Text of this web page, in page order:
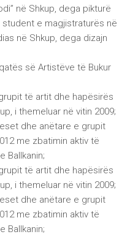
në Shkup, dega pikturë
e magjistraturës në
në Shkup, dega dizajn
së Artistëve të Bukur
të artit dhe hapësirës
i themeluar në vitin 2009;
dhe anëtare e grupit
me zbatimin aktiv të
Ballkanin;
të artit dhe hapësirës
i themeluar në vitin 2009;
dhe anëtare e grupit
me zbatimin aktiv të
Ballkanin;